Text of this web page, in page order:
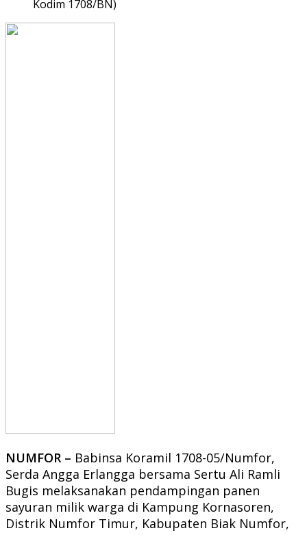
Kodim 1708/BN)
NUMFOR – Babinsa Koramil 1708-05/Numfor,
Serda Angga Erlangga bersama Sertu Ali Ramli
Bugis melaksanakan pendampingan panen
sayuran milik warga di Kampung Kornasoren,
Distrik Numfor Timur, Kabupaten Biak Numfor,